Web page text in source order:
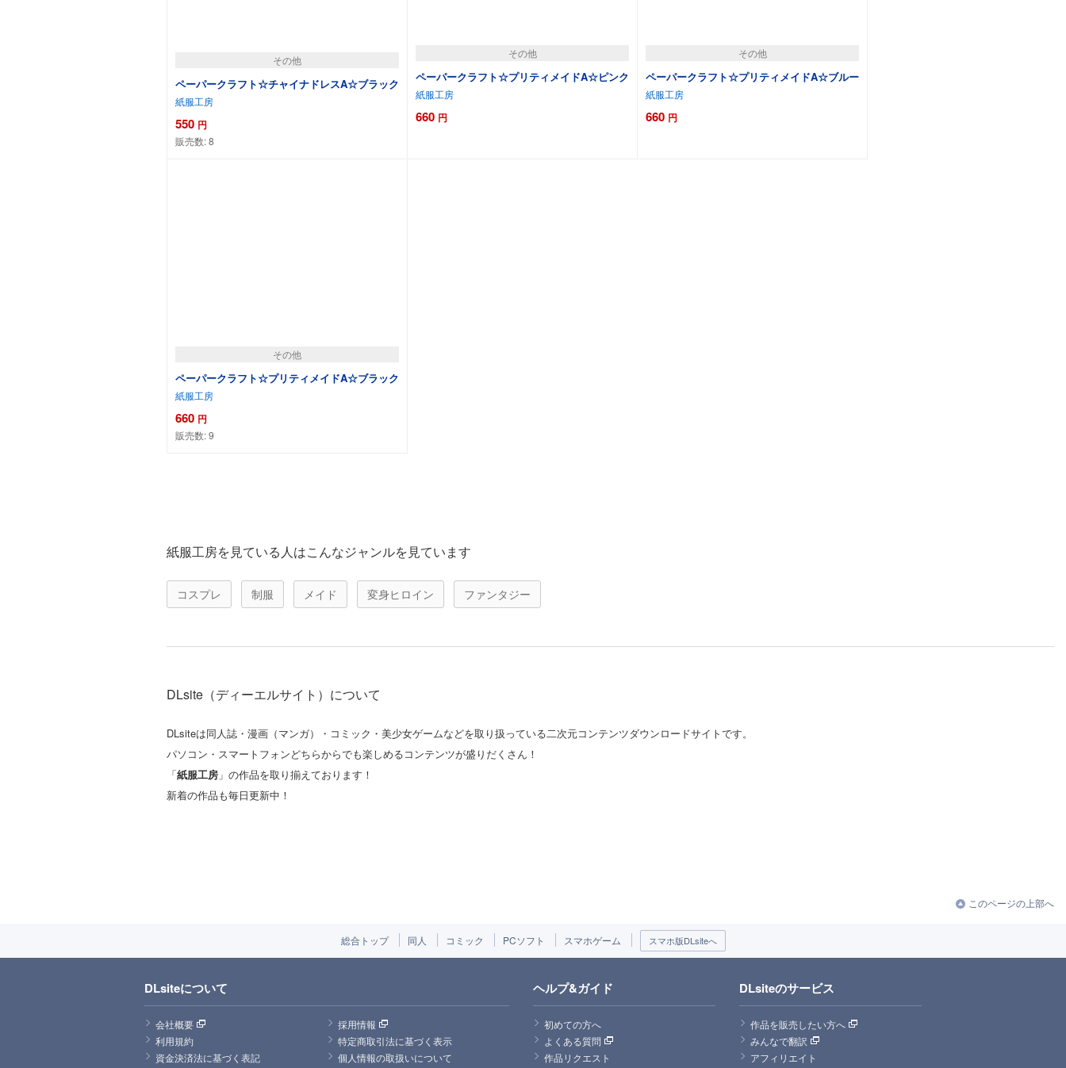
その他
ペーパークラフト☆チャイナドレスA☆ブラック
紙服工房
550 円
販売数:8
その他
ペーパークラフト☆プリティメイドA☆ピンク
紙服工房
660 円
その他
ペーパークラフト☆プリティメイドA☆ブルー
紙服工房
660 円
その他
ペーパークラフト☆プリティメイドA☆ブラック
紙服工房
660 円
販売数:9
紙服工房を見ている人はこんなジャンルを見ています
コスプレ 制服 メイド 変身ヒロイン ファンタジー
DLsite（ディーエルサイト）について
DLsiteは同人誌・漫画（マンガ）・コミック・美少女ゲームなどを取り扱っている二次元コンテンツダウンロードサイトです。
パソコン・スマートフォンどちらからでも楽しめるコンテンツが盛りだくさん！
「紙服工房 」の作品を取り揃えております！
新着の作品も毎日更新中！
このページの上部へ
総合トップ 同人 コミック PCソフト スマホゲーム スマホ版DLsiteへ
DLsiteについて
会社概要
採用情報
利用規約
特定商取引法に基づく表示
資金決済法に基づく表記
個人情報の取扱いについて
ヘルプ&ガイド
初めての方へ
よくある質問
作品リクエスト
DLsiteのサービス
作品を販売したい方へ
みんなで翻訳
アフィリエイト